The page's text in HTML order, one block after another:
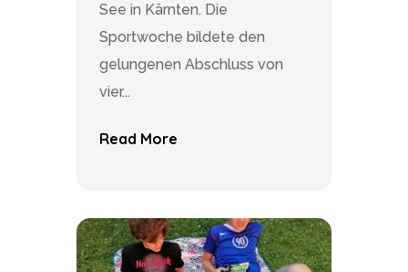
See in Kärnten. Die
Sportwoche bildete den
gelungenen Abschluss von
vier...
Read More